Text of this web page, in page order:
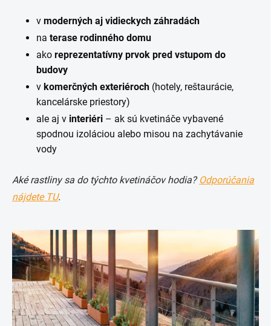
v moderných aj vidieckych záhradách
na terase rodinného domu
ako reprezentatívny prvok pred vstupom do
budovy
v komerčných exteriéroch (hotely, reštaurácie,
kancelárske priestory)
ale aj v interiéri – ak sú kvetináče vybavené
spodnou izoláciou alebo misou na zachytávanie
vody
Aké rastliny sa do týchto kvetináčov hodia? Odporúčania
nájdete TU.